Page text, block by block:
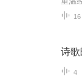
16
诗歌
4